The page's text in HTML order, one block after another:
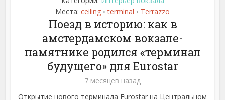
Места: ceiling • terminal • Terrazzo
Поезд в историю: как в
амстердамском вокзале-
памятнике родился «терминал
будущего» для Eurostar
7 месяцев назад
Открытие нового терминала Eurostar на Центральном